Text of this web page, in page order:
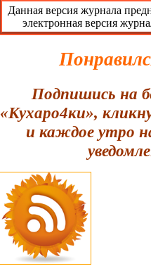
Данная версия журнала
электронная версия
Подпишись на
«Кухаро4ки»,
и каждое утро